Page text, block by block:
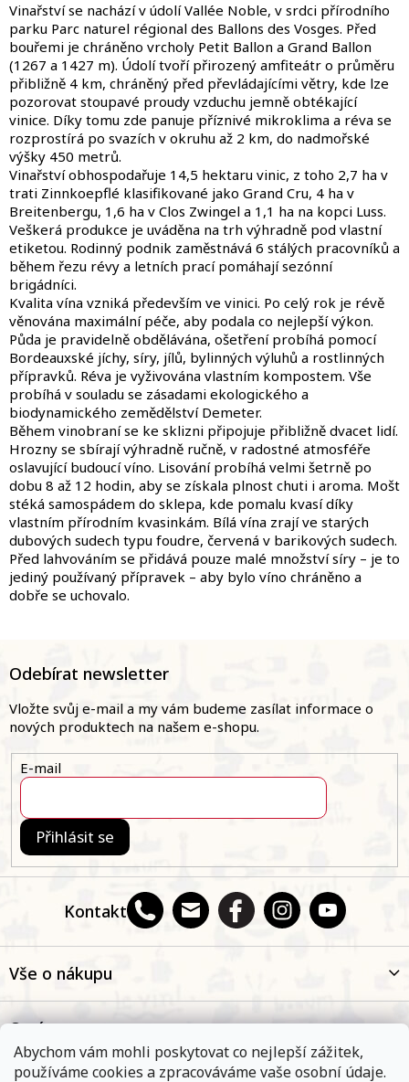
Abychom vám mohli poskytovat co nejlepší zážitek,
používáme cookies a zpracováváme vaše osobní údaje.
Vinařství se nachází v údolí Vallée Noble, v srdci přírodního
parku Parc naturel régional des Ballons des Vosges. Před
bouřemi je chráněno vrcholy Petit Ballon a Grand Ballon
(1267 a 1427 m). Údolí tvoří přirozený amfiteátr o průměru
přibližně 4 km, chráněný před převládajícími větry, kde lze
pozorovat stoupavé proudy vzduchu jemně obtékající
vinice. Díky tomu zde panuje příznivé mikroklima a réva se
rozprostírá po svazích v okruhu až 2 km, do nadmořské
výšky 450 metrů.
Vinařství obhospodařuje 14,5 hektaru vinic, z toho 2,7 ha v
trati Zinnkoepflé klasifikované jako Grand Cru, 4 ha v
Breitenbergu, 1,6 ha v Clos Zwingel a 1,1 ha na kopci Luss.
Veškerá produkce je uváděna na trh výhradně pod vlastní
etiketou. Rodinný podnik zaměstnává 6 stálých pracovníků a
během řezu révy a letních prací pomáhají sezónní
brigádníci.
Kvalita vína vzniká především ve vinici. Po celý rok je révě
věnována maximální péče, aby podala co nejlepší výkon.
Půda je pravidelně obdělávána, ošetření probíhá pomocí
Bordeauxské jíchy, síry, jílů, bylinných výluhů a rostlinných
přípravků. Réva je vyživována vlastním kompostem. Vše
probíhá v souladu se zásadami ekologického a
biodynamického zemědělství Demeter.
Během vinobraní se ke sklizni připojuje přibližně dvacet lidí.
Hrozny se sbírají výhradně ručně, v radostné atmosféře
oslavující budoucí víno. Lisování probíhá velmi šetrně po
dobu 8 až 12 hodin, aby se získala plnost chuti i aroma. Mošt
stéká samospádem do sklepa, kde pomalu kvasí díky
vlastním přírodním kvasinkám. Bílá vína zrají ve starých
dubových sudech typu foudre, červená v barikových sudech.
Před lahvováním se přidává pouze malé množství síry – je to
jediný používaný přípravek – aby bylo víno chráněno a
dobře se uchovalo.
a
Kontakt
Odebírat newsletter
Vložte svůj e-mail a my vám budeme zasílat informace o
nových produktech na našem e-shopu.
E-mail
Přihlásit se
Vše o nákupu
O nás